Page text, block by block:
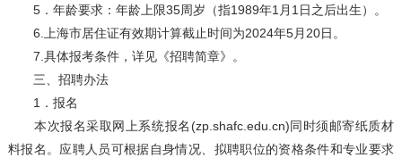
5．年龄要求：年龄上限35周岁（指1989年1月1日之后出生）。
6.上海市居住证有效期计算截止时间为2024年5月20日。
7.具体报考条件，详见《招聘简章》。
三、招聘办法
1．报名
本次报名采取网上系统报名(zp.shafc.edu.cn)同时须邮寄纸质材
料报名。应聘人员可根据自身情况、拟聘职位的资格条件和专业要求